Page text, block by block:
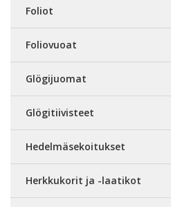
Foliot
Foliovuoat
Glögijuomat
Glögitiivisteet
Hedelmäsekoitukset
Herkkukorit ja -laatikot